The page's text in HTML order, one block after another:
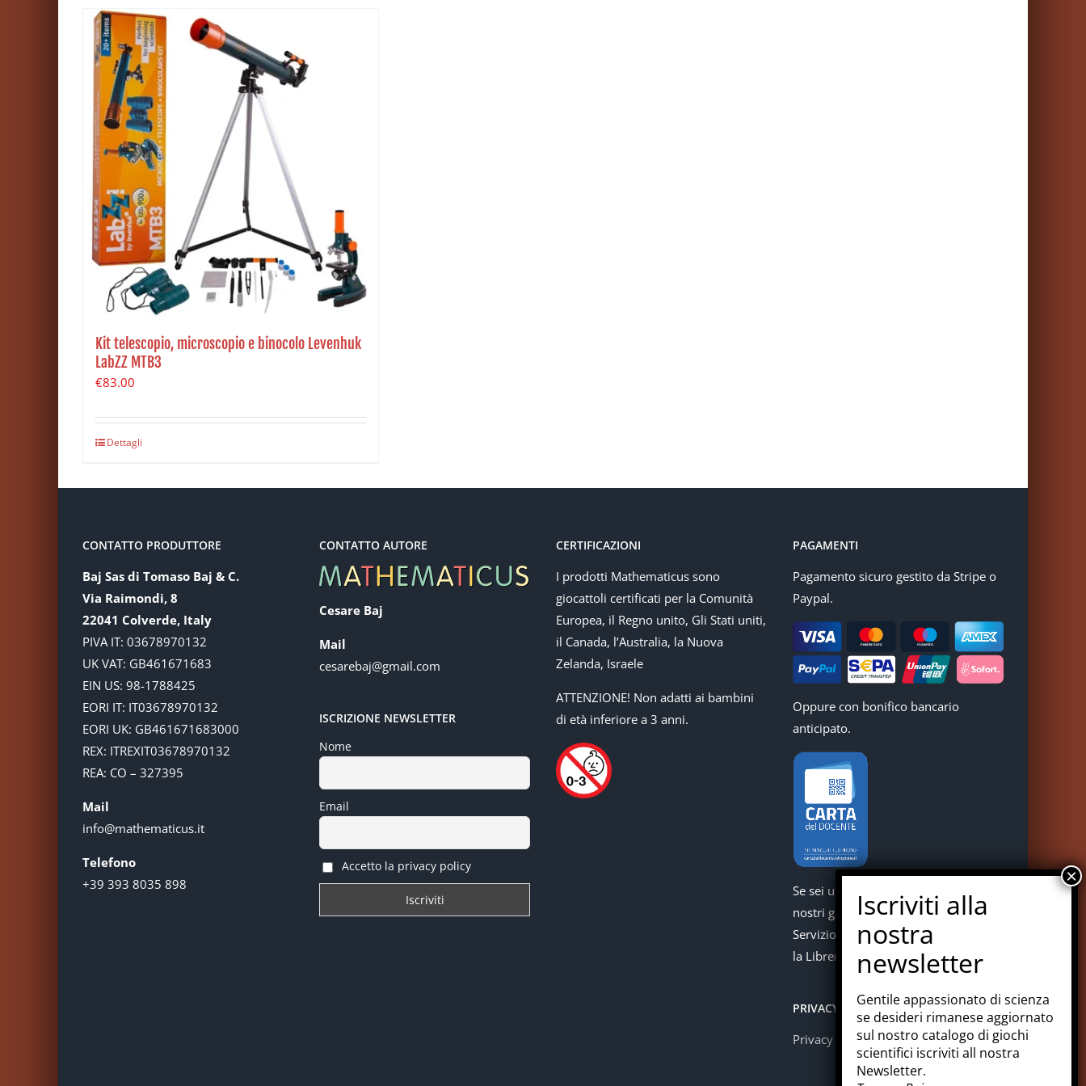
Kit telescopio, microscopio e binocolo Levenhuk
LabZZ MTB3
€83.00
Dettagli
CONTATTO PRODUTTORE
Baj Sas di Tomaso Baj & C.
Via Raimondi, 8
22041 Colverde, Italy
PIVA IT: 03678970132
UK VAT: GB461671683
EIN US: 98-1788425
EORI IT: IT03678970132
EORI UK: GB461671683000
REX: ITREXIT03678970132
REA: CO – 327395
Mail
info@mathematicus.it
Telefono
+39 393 8035 898
CONTATTO AUTORE
Cesare Baj
Mail
cesarebaj@gmail.com
ISCRIZIONE NEWSLETTER
Nome
Email
Accetto la privacy policy
CERTIFICAZIONI
I prodotti Mathematicus sono
giocattoli certificati per la Comunità
Europea, il Regno unito, Gli Stati uniti,
il Canada, l’Australia, la Nuova
Zelanda, Israele
ATTENZIONE! Non adatti ai bambini
di età inferiore a 3 anni.
PAGAMENTI
Pagamento sicuro gestito da Stripe o
Paypal.
Oppure con bonifico bancario
anticipato.
Se sei un docente puoi acquistare i
nostri giochi con la carta del docente.
Servizio offerto in collaborazione con
la Libreria Colosi di Messina.
PRIVACY
Privacy policy
Gentile appassionato di scienza
se desideri rimanese aggiornato
sul nostro catalogo di giochi
scientifici iscriviti all nostra
Newsletter.